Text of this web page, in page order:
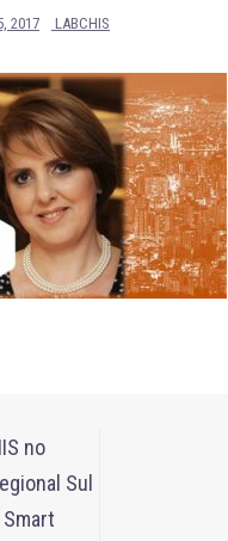
2017 LABCHIS
no
Sul